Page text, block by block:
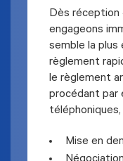
Dès réception
engageons
semble la plus
règlement
le règlement
procédant par
Mise en